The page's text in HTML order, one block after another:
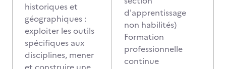
historiques et
géographiques :
exploiter les outils
spécifiques aux
disciplines, mener
d'apprentissage
non habilités)
Formation
professionnelle
continue